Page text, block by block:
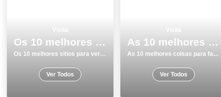
Os 10 melhores sitios para ver e visitar em Aveiro
Os 10 melhores sitios para ver e visitar em Aveiro
Ver Todos
As 10 melhores coisas para fazer no inverno em Ilha Terceira
As 10 melhores coisas para fazer no inverno em Ilha Terceira
Ver Todos